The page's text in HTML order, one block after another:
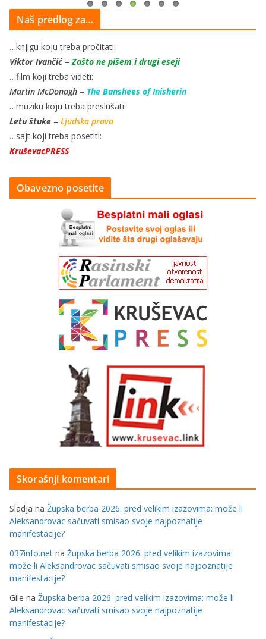
Naš predlog za…
…knjigu koju treba pročitati:
Viktor Ivančić–Zašto ne pišem i drugi eseji
…film koji treba videti:
Martin McDonagh – The Banshees of Inisherin
…muziku koju treba preslušati:
Letu štuke – Ljudska prava
…sajt koji treba posetiti:
KruševacPRESS
Obavezno posetite
Skorašnji komentari
Sladja na Župska berba 2026. pred velikim izazovima: može li
Aleksandrovac sačuvati smisao svoje najpoznatije
manifestacije?
037info.net na Župska berba 2026. pred velikim izazovima:
može li Aleksandrovac sačuvati smisao svoje najpoznatije
manifestacije?
Gile na Župska berba 2026. pred velikim izazovima: može li
Aleksandrovac sačuvati smisao svoje najpoznatije
manifestacije?